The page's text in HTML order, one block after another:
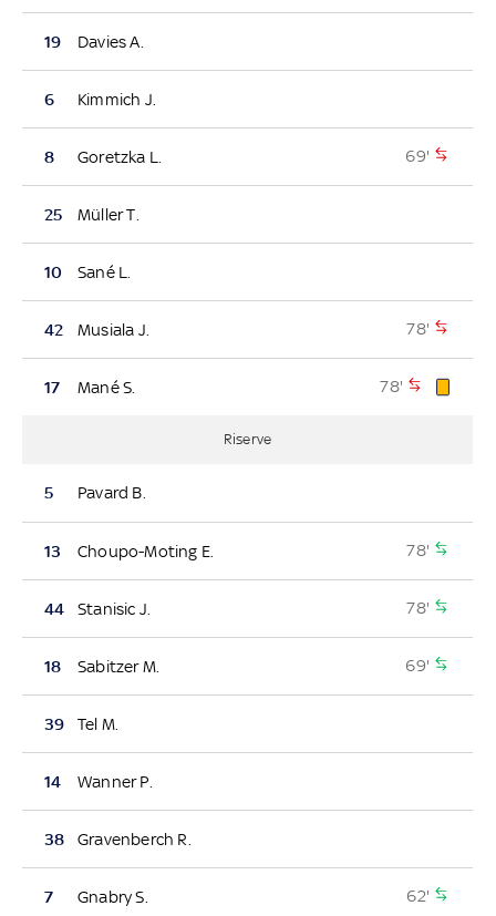
19 Davies A.
6 Kimmich J.
8 Goretzka L. 69'
25 Müller T.
10 Sané L.
42 Musiala J. 78'
17 Mané S. 78'
Riserve
5 Pavard B.
13 Choupo-Moting E. 78'
44 Stanisic J. 78'
18 Sabitzer M. 69'
39 Tel M.
14 Wanner P.
38 Gravenberch R.
7 Gnabry S. 62'